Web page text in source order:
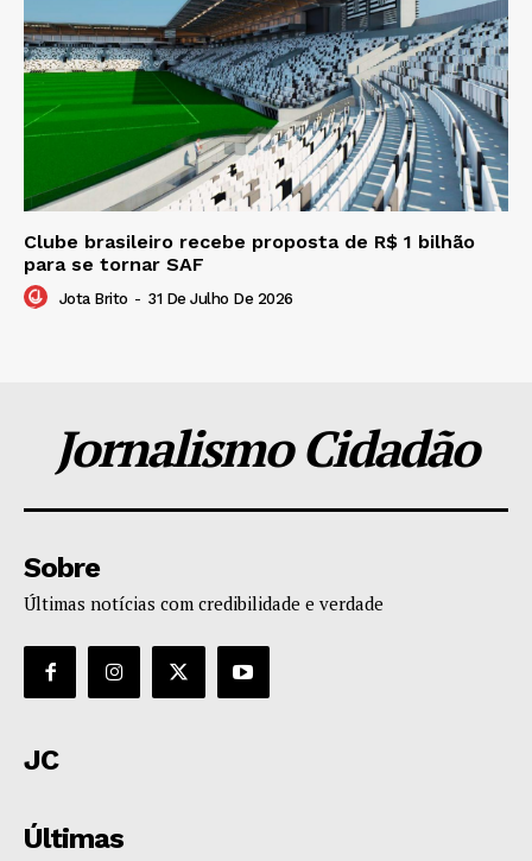
Clube brasileiro recebe proposta de R$ 1 bilhão
para se tornar SAF
Jota Brito - 31 De Julho De 2026
Jornalismo Cidadão
Sobre
Últimas notícias com credibilidade e verdade
JC
Últimas